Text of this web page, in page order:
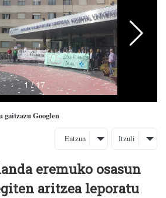
gaitzazu Googlen
Entzun Itzuli
eremuko osasun
aritzea leporatu